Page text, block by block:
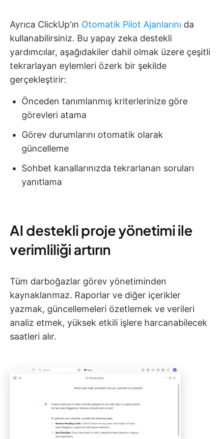
Ayrıca ClickUp'ın Otomatik Pilot Ajanlarını da
kullanabilirsiniz. Bu yapay zeka destekli
yardımcılar, aşağıdakiler dahil olmak üzere çeşitli
tekrarlayan eylemleri özerk bir şekilde
gerçekleştirir:
Önceden tanımlanmış kriterlerinize göre
görevleri atama
Görev durumlarını otomatik olarak
güncelleme
Sohbet kanallarınızda tekrarlanan soruları
yanıtlama
AI destekli proje yönetimi ile
verimliliği artırın
Tüm darboğazlar görev yönetiminden
kaynaklanmaz. Raporlar ve diğer içerikler
yazmak, güncellemeleri özetlemek ve verileri
analiz etmek, yüksek etkili işlere harcanabilecek
saatleri alır.